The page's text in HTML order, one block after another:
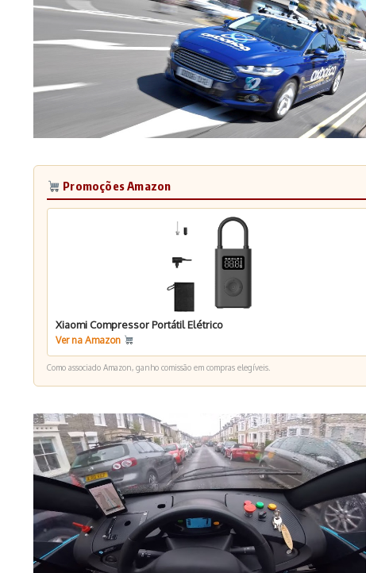
Promoções Amazon
Xiaomi Compressor Portátil Elétrico
Ver na Amazon
Como associado Amazon, ganho comissão em compras elegíveis.